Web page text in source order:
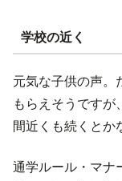
学校の近く
元気な子供の声。
もらえそうですが
間近くも続くとか
通学ルール・マナ